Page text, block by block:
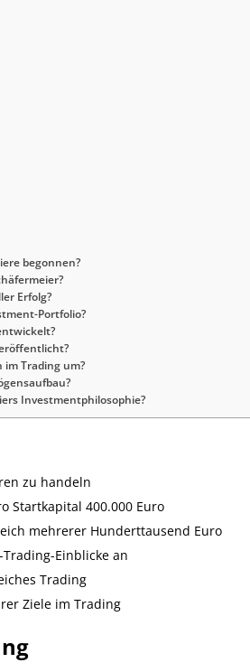
begonnen?
Erfolg?
Portfolio?
im Trading um?
Investmentphilosophie?
zu handeln
Startkapital 400.000 Euro
mehrerer Hunderttausend Euro
Einblicke an
Trading
Ziele im Trading